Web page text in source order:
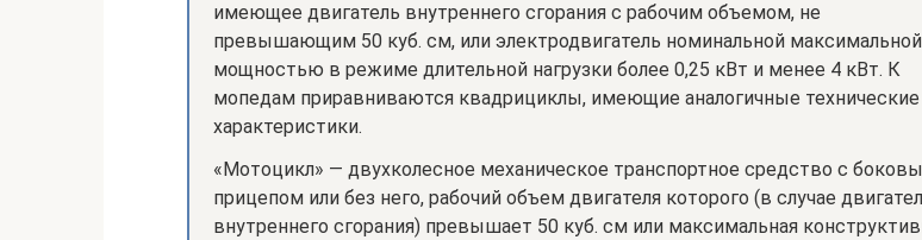
имеющее двигатель внутреннего сгорания с рабочим объемом, не
превышающим 50 куб. см, или электродвигатель номинальной максимальной
мощностью в режиме длительной нагрузки более 0,25 кВт и менее 4 кВт. К
мопедам приравниваются квадрициклы, имеющие аналогичные технические
характеристики.
«Мотоцикл» — двухколесное механическое транспортное средство с
прицепом или без него, рабочий объем двигателя которого (в случае
внутреннего сгорания) превышает 50 куб. см или максимальная